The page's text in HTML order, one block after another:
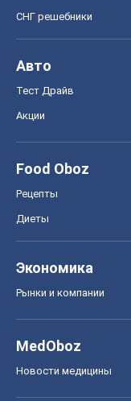
СНГ решебники
Авто
Тест Драйв
Акции
Food Oboz
Рецепты
Диеты
Экономика
Рынки и компании
MedOboz
Новости медицины